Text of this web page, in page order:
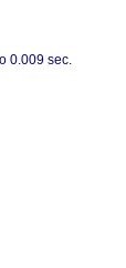
0.009 sec.